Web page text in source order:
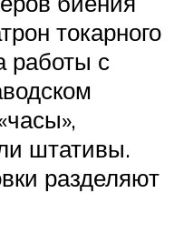
токарного
работы с
штативы.
разделяют